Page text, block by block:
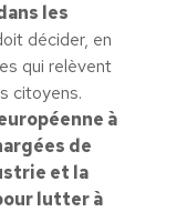
les
décider, en
qui relèvent
citoyens.
à
de
et la
lutter à